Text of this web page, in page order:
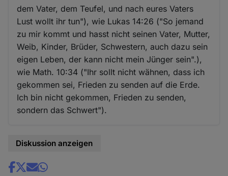
dem Vater, dem Teufel, und nach eures Vaters
Lust wollt ihr tun"), wie Lukas 14:26 ("So jemand
zu mir kommt und hasst nicht seinen Vater, Mutter,
Weib, Kinder, Brüder, Schwestern, auch dazu sein
eigen Leben, der kann nicht mein Jünger sein".),
wie Math. 10:34 ("Ihr sollt nicht wähnen, dass ich
gekommen sei, Frieden zu senden auf die Erde.
Ich bin nicht gekommen, Frieden zu senden,
sondern das Schwert").
Diskussion anzeigen